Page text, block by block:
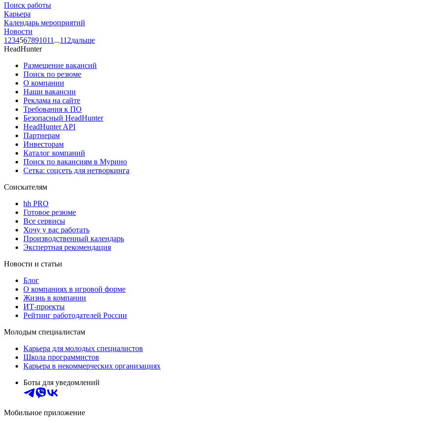
Поиск работы
Карьера
Календарь мероприятий
Новости
1 234567891011 ...112дальше
HeadHunter
Размещение вакансий
Поиск по резюме
О компании
Наши вакансии
Реклама на сайте
Требования к ПО
Безопасный HeadHunter
HeadHunter API
Партнерам
Инвесторам
Каталог компаний
Поиск по вакансиям в Мурино
Сетка: соцсеть для нетворкинга
Соискателям
hh PRO
Готовое резюме
Все сервисы
Хочу у вас работать
Производственный календарь
Экспертная рекомендация
Новости и статьи
Блог
О компаниях в игровой форме
Жизнь в компании
ИТ-проекты
Рейтинг работодателей России
Молодым специалистам
Карьера для молодых специалистов
Школа программистов
Карьера в некоммерческих организациях
Боты для уведомлений
Мобильное приложение